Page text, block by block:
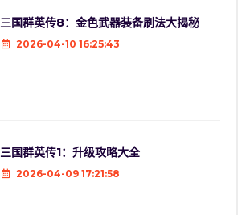
三国群英传8：金色武器装备刷法大揭秘
2026-04-10 16:25:43
三国群英传1：升级攻略大全
2026-04-09 17:21:58